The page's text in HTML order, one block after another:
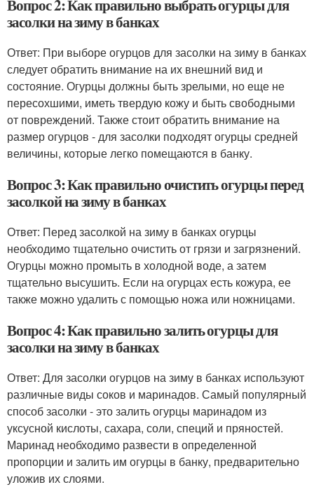
Вопрос 2: Как правильно выбрать огурцы для
засолки на зиму в банках
Ответ: При выборе огурцов для засолки на зиму в банках
следует обратить внимание на их внешний вид и
состояние. Огурцы должны быть зрелыми, но еще не
пересохшими, иметь твердую кожу и быть свободными
от повреждений. Также стоит обратить внимание на
размер огурцов - для засолки подходят огурцы средней
величины, которые легко помещаются в банку.
Вопрос 3: Как правильно очистить огурцы перед
засолкой на зиму в банках
Ответ: Перед засолкой на зиму в банках огурцы
необходимо тщательно очистить от грязи и загрязнений.
Огурцы можно промыть в холодной воде, а затем
тщательно высушить. Если на огурцах есть кожура, ее
также можно удалить с помощью ножа или ножницами.
Вопрос 4: Как правильно залить огурцы для
засолки на зиму в банках
Ответ: Для засолки огурцов на зиму в банках используют
различные виды соков и маринадов. Самый популярный
способ засолки - это залить огурцы маринадом из
уксусной кислоты, сахара, соли, специй и пряностей.
Маринад необходимо развести в определенной
пропорции и залить им огурцы в банку, предварительно
уложив их слоями.